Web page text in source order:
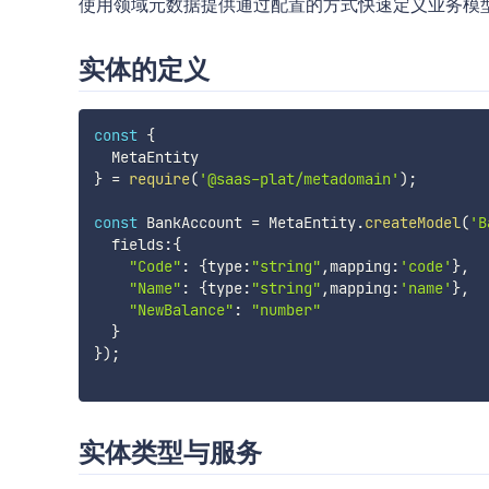
使用领域元数据提供通过配置的方式快速定义业务模
实体的定义
const {
  MetaEntity
} = require( '@saas-plat/metadomain' ) ;
const BankAccount = MetaEntity.createModel(
  fields
:{
"Code" : {type: "string" , mapping : 'code' },
"Name" : {type: "string" , mapping : 'name' },
"NewBalance" :
"number"
}
}) ;
实体类型与服务